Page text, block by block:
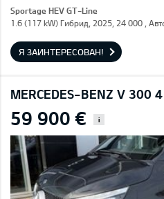
Sportage HEV GT-Line
1.6 (117 kW) Гибрид, 2025, 24 000 ,
Я ЗАИНТЕРЕСОВАН!
MERCEDES-BENZ V 300 4
59 900 € i